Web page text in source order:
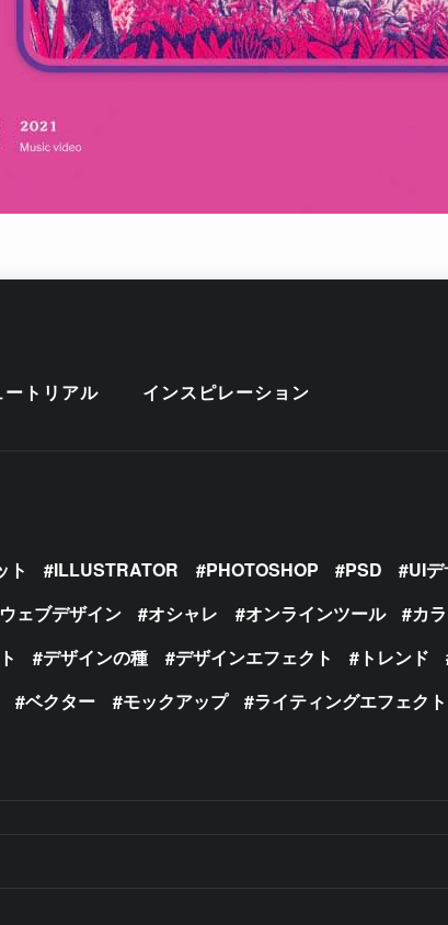
ートリアル インスピレーション
ト ILLUSTRATOR PHOTOSHOP PSD UI
ェブデザイン オシャレ オンラインツール カ
デザインの種 デザインエフェクト トレンド
ベクター モックアップ ライティングエフェクト